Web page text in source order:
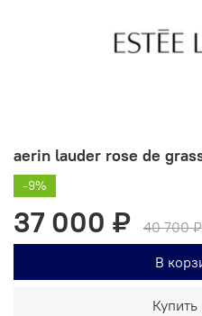
aerin lauder rose de
-9%
37 000 ₽
40 700 ₽
В
Купить